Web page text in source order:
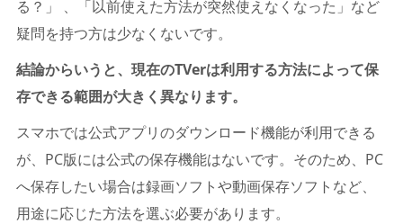
る？」 、「以前使えた方法が突然使えなくなった」など
疑問を持つ方は少なくないです。
結論からいうと、現在のTVerは利用する方法によって保
存できる範囲が大きく異なります。
スマホでは公式アプリのダウンロード機能が利用できる
が、PC版には公式の保存機能はないです。そのため、PC
へ保存したい場合は録画ソフトや動画保存ソフトなど、
用途に応じた方法を選ぶ必要があります。